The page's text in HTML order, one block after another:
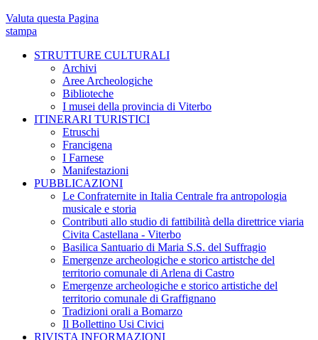
Valuta questa Pagina
stampa
STRUTTURE CULTURALI
Archivi
Aree Archeologiche
Biblioteche
I musei della provincia di Viterbo
ITINERARI TURISTICI
Etruschi
Francigena
I Farnese
Manifestazioni
PUBBLICAZIONI
Le Confraternite in Italia Centrale fra antropologia
musicale e storia
Contributi allo studio di fattibilità della direttrice viaria
Civita Castellana - Viterbo
Basilica Santuario di Maria S.S. del Suffragio
Emergenze archeologiche e storico artistche del
territorio comunale di Arlena di Castro
Emergenze archeologiche e storico artistiche del
territorio comunale di Graffignano
Tradizioni orali a Bomarzo
Il Bollettino Usi Civici
RIVISTA INFORMAZIONI